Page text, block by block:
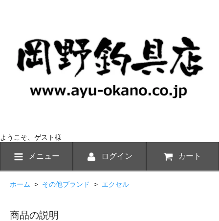
ようこそ、ゲスト様
メニュー ログイン カート
ホーム > その他ブランド > エクセル
商品の説明